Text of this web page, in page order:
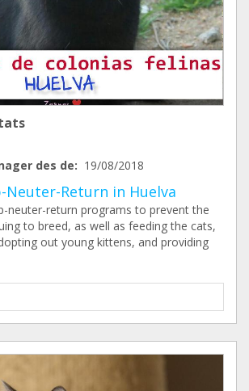
des de: 19/08/2018
Return in Huelva
neuter-return programs to prevent the
to breed, as well as feeding the cats,
out young kittens, and providing